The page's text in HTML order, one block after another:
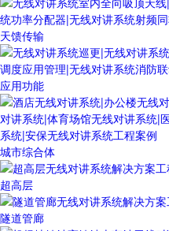
天馈传输
应用功能
城市综合体
超高层
隧道管廊